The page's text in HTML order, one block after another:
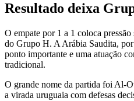
Resultado deixa
O empate por 1 a 1 coloca
do Grupo H. A Arábia Saudita,
ponto importante e uma atuação
tradicional.
O grande nome da partida foi Al-
a virada uruguaia com defesas